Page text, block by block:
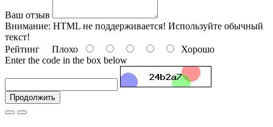
Ваш отзыв
Внимание: HTML не поддерживается! Используйте обычный
текст!
Рейтинг Плохо
Хорошо
Enter the code in the box below
Продолжить